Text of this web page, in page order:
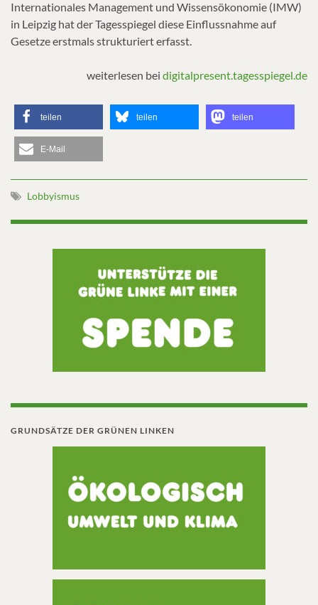
Internationales Management und Wissensökonomie (IMW)
in Leipzig hat der Tagesspiegel diese Einflussnahme auf
Gesetze erstmals strukturiert erfasst.
weiterlesen bei digitalpresent.tagesspiegel.de
teilen teilen teilen
E-Mail
Lobbyismus
GRUNDSÄTZE DER GRÜNEN LINKEN